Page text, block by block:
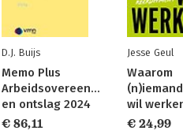
D.J. Buijs
Memo Plus
Arbeidsovereenkomst
en ontslag 2024
€ 86,11
Jesse Geul
Waarom
wil
€ 24,99